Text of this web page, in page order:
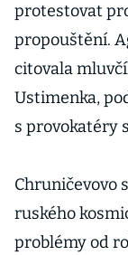
protestovat
propouštění.
citovala
Ustimenka,
s provokatéry
Chruničevovo
ruského
problémy od